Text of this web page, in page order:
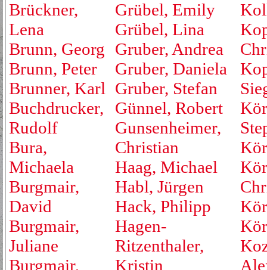
Brückner,
Lena
Brunn, Georg
Brunn, Peter
Brunner, Karl
Buchdrucker,
Rudolf
Bura,
Michaela
Burgmair,
David
Burgmair,
Juliane
Burgmair,
Grübel, Emily
Grübel, Lina
Gruber, Andrea
Gruber, Daniela
Gruber, Stefan
Günnel, Robert
Gunsenheimer,
Christian
Haag, Michael
Habl, Jürgen
Hack, Philipp
Hagen-
Ritzenthaler,
Kristin